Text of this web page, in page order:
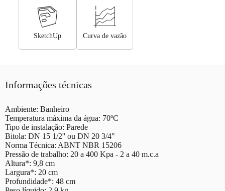
SketchUp Curva de vazão
Informações técnicas
Ambiente: Banheiro
Temperatura máxima da água: 70ºC
Tipo de instalação: Parede
Bitola: DN 15 1/2'' ou DN 20 3/4"
Norma Técnica: ABNT NBR 15206
Pressão de trabalho: 20 a 400 Kpa - 2 a 40 m.c.a
Altura*: 9,8 cm
Largura*: 20 cm
Profundidade*: 48 cm